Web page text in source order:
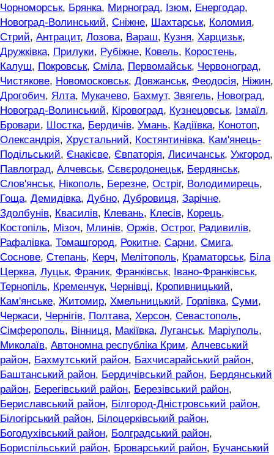
Чорноморськ, Брянка, Мирноград, Ізюм, Енергодар,
Новоград-Волинський, Сніжне, Шахтарськ, Коломия,
Стрий, Антрацит, Лозова, Вараш, Кузня, Харцизьк,
Дружківка, Прилуки, Рубіжне, Ковель, Коростень,
Калуш, Покровськ, Сміла, Первомайськ, Червоноград,
Чистякове, Новомосковськ, Довжанськ, Феодосія, Ніжин,
Дрогобич, Ялта, Мукачево, Бахмут, Звягель, Новоград,
Новоград-Волинський, Кіровоград, Кузнецовськ, Ізмаїл,
Бровари, Шостка, Бердичів, Умань, Кадіївка, Конотоп,
Олександрія, Хрустальний, Костянтинівка, Кам'янець-
Подільський, Єнакієве, Євпаторія, Лисичанськ, Ужгород,
Павлоград, Алчевськ, Сєвєродонецьк, Бердянськ,
Слов'янськ, Нікополь, Березне, Остріг, Володимирець,
Гоща, Демидівка, Дубно, Дубровиця, Зарічне,
Здолбунів, Квасилів, Клевань, Клесів, Корець,
Костопіль, Мізоч, Млинів, Оржів, Острог, Радивилів,
Рафалівка, Томашгород, Рокитне, Сарни, Смига,
Соснове, Степань, Керч, Мелітополь, Краматорськ, Біла
Церква, Луцьк, Франик, Франківськ, Івано-Франківськ,
Тернопіль, Кременчук, Чернівці, Кропивницький,
Кам'янське, Житомир, Хмельницький, Горлівка, Суми,
Черкаси, Чернігів, Полтава, Херсон, Севастополь,
Сімферополь, Вінниця, Макіївка, Луганськ, Маріуполь,
Миколаїв, Автономна республіка Крим, Алчевський
район, Бахмутський район, Бахчисарайський район,
Баштанський район, Бердичівський район, Бердянський
район, Берегівський район, Березівський район,
Бериславський район, Білгород-Дністровський район,
Білогірський район, Білоцерківський район,
Богодухівський район, Болградський район,
Бориспільський район, Броварський район, Бучанський